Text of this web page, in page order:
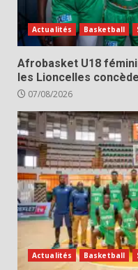
Actualités Basketball
Afrobasket U18
les Lioncelles
07/08/2026
Actualités Basketball